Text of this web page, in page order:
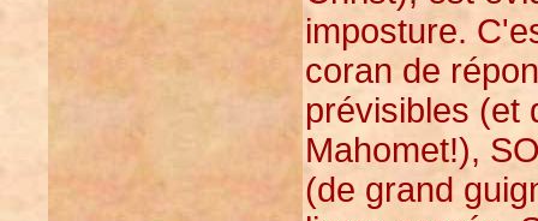
imposture.
coran de
prévisibles (et
Mahomet!),
(de grand